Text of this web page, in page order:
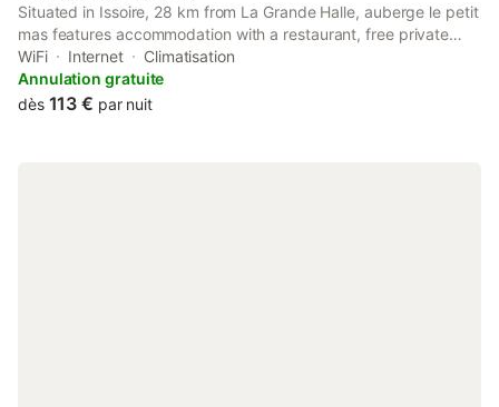
Situated in Issoire, 28 km from La Grande Halle, auberge le petit
mas features accommodation with a restaurant, free private
parking and a bar.
WiFi Internet
Climatisation
Annulation gratuite
dès 113 € par nuit